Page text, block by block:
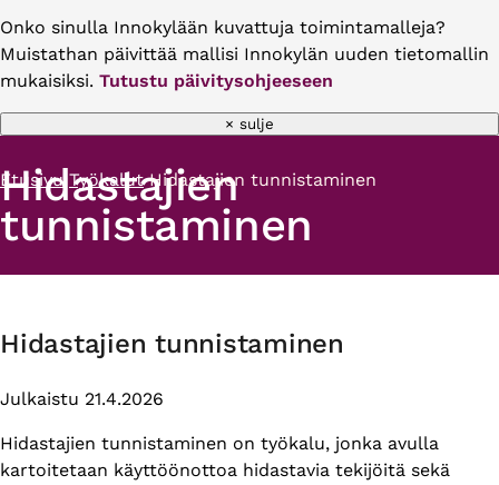
Onko sinulla Innokylään kuvattuja toimintamalleja?
Muistathan päivittää mallisi Innokylän uuden tietomallin
mukaisiksi. Tutustu päivitysohjeeseen
× sulje
Murupolku
Etusivu Työkalut Hidastajien tunnistaminen
Hidastajien
tunnistaminen
Hidastajien tunnistaminen
Julkaistu 21.4.2026
Hidastajien tunnistaminen on työkalu, jonka avulla
kartoitetaan käyttöönottoa hidastavia tekijöitä sekä